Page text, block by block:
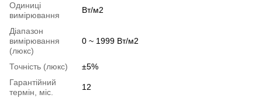
Одиниці
вимірювання
Вт/м2
Діапазон
вимірювання
(люкс)
0 ~ 1999 Вт/м2
Точність (люкс)
±5%
Гарантійний
термін, міс.
12